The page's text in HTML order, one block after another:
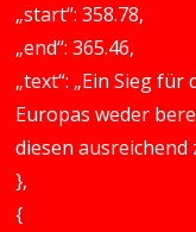
„start“: 358.78,
„end“: 365.46,
„text“: „Ein Sieg
Europas weder
diesen ausreichend
},
{